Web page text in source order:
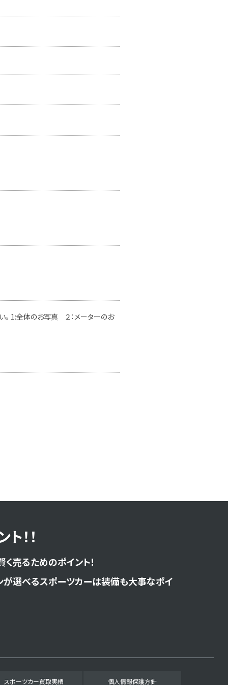
1:全体のお写真 ２：メーターのお
！！
売るためのポイント！
が選べるスポーツカーは装備も大事なポイ
スポーツカー買取実績 個人情報保護方針